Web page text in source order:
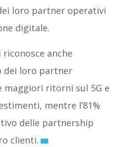
loro partner operativi
digitale.
riconosce anche
dei loro partner
maggiori ritorni sul 5G e
mentre l’81%
delle partnership
clienti.